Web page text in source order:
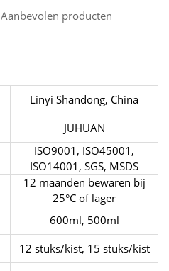
Aanbevolen producten
Linyi Shandong, China
JUHUAN
ISO9001, ISO45001,
ISO14001, SGS, MSDS
12 maanden bewaren bij
25°C of lager
600ml, 500ml
12 stuks/kist, 15 stuks/kist